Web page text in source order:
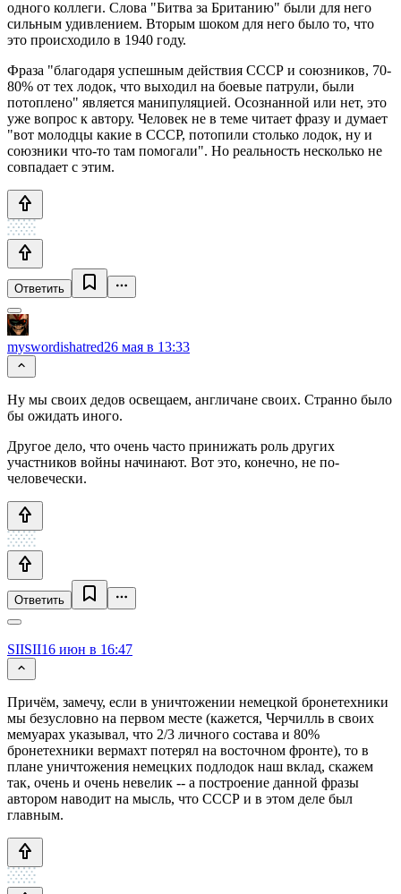
одного коллеги. Слова "Битва за Британию" были для него
сильным удивлением. Вторым шоком для него было то, что
это происходило в 1940 году.
Фраза "благодаря успешным действия СССР и союзников, 70-
80% от тех лодок, что выходил на боевые патрули, были
потоплено" является манипуляцией. Осознанной или нет, это
уже вопрос к автору. Человек не в теме читает фразу и думает
"вот молодцы какие в СССР, потопили столько лодок, ну и
союзники что-то там помогали". Но реальность несколько не
совпадает с этим.
Ответить
myswordishatred26 мая в 13:33
Ну мы своих дедов освещаем, англичане своих. Странно было
бы ожидать иного.
Другое дело, что очень часто принижать роль других
участников войны начинают. Вот это, конечно, не по-
человечески.
Ответить
SIISII16 июн в 16:47
Причём, замечу, если в уничтожении немецкой бронетехники
мы безусловно на первом месте (кажется, Черчилль в своих
мемуарах указывал, что 2/3 личного состава и 80%
бронетехники вермахт потерял на восточном фронте), то в
плане уничтожения немецких подлодок наш вклад, скажем
так, очень и очень невелик -- а построение данной фразы
автором наводит на мысль, что СССР и в этом деле был
главным.